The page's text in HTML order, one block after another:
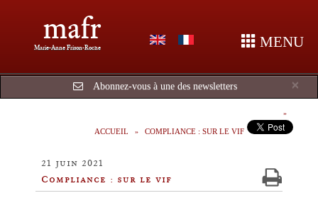
mafr
Marie-Anne Frison-Roche MENU
×
Abonnez-vous à une des newsletters
ACCUEIL COMPLIANCE : SUR LE VIF
21 juin 2021
Compliance : sur le vif